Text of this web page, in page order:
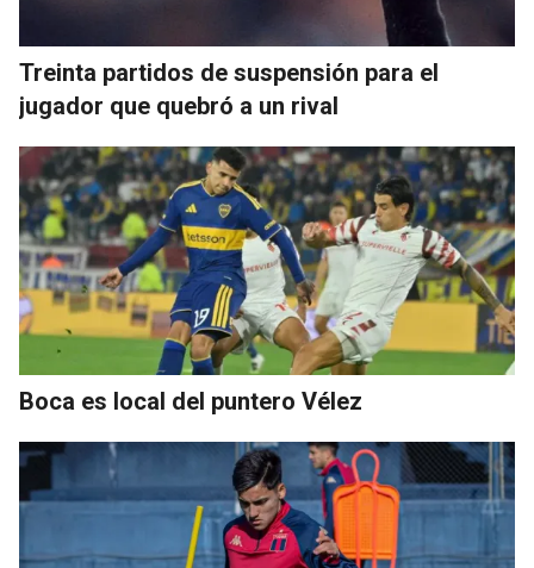
Treinta partidos de suspensión para el
jugador que quebró a un rival
Boca es local del puntero Vélez